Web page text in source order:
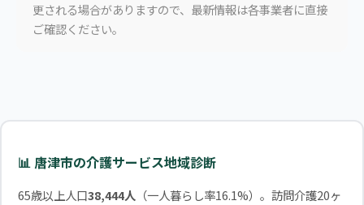
更される場合がありますので、最新情報は各事業者に直接
ご確認ください。
📊 唐津市の介護サービス地域診断
65歳以上人口38,444人（一人暮らし率16.1%）。訪問介護20ヶ